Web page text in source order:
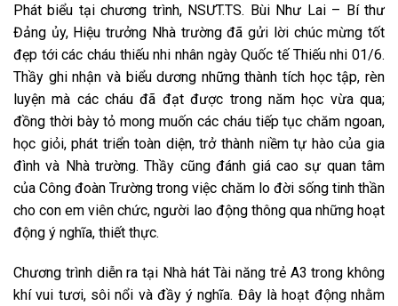
Phát biểu tại chương trình, NSƯT.TS. Bùi Như Lai – Bí thư
Đảng ủy, Hiệu trưởng Nhà trường đã gửi lời chúc mừng tốt
đẹp tới các cháu thiếu nhi nhân ngày Quốc tế Thiếu nhi 01/6.
Thầy ghi nhận và biểu dương những thành tích học tập, rèn
luyện mà các cháu đã đạt được trong năm học vừa qua;
đồng thời bày tỏ mong muốn các cháu tiếp tục chăm ngoan,
học giỏi, phát triển toàn diện, trở thành niềm tự hào của gia
đình và Nhà trường. Thầy cũng đánh giá cao sự quan tâm
của Công đoàn Trường trong việc chăm lo đời sống tinh thần
cho con em viên chức, người lao động thông qua những hoạt
động ý nghĩa, thiết thực.
Chương trình diễn ra tại Nhà hát Tài năng trẻ A3 trong không
khí vui tươi, sôi nổi và đầy ý nghĩa. Đây là hoạt động nhằm